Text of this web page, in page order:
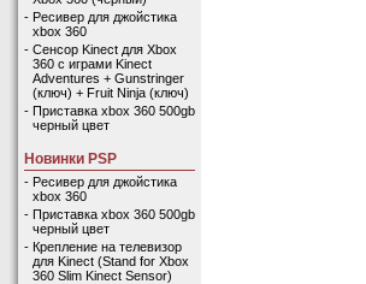
- Ресивер для джойстика
xbox 360
- Сенсор Kinect для Xbox
360 с играми Kinect
Adventures + Gunstringer
(ключ) + Fruit Ninja (ключ)
- Приставка xbox 360 500gb
черный цвет
Новинки PSP
- Ресивер для джойстика
xbox 360
- Приставка xbox 360 500gb
черный цвет
- Крепление на телевизор
для Kinect (Stand for Xbox
360 Slim Kinect Sensor)